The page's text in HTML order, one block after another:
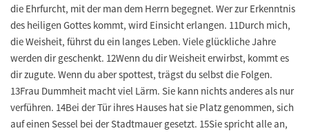
die Ehrfurcht, mit der man dem Herrn begegnet. Wer zur Erkenntnis
des heiligen Gottes kommt, wird Einsicht erlangen. 11Durch mich,
die Weisheit, führst du ein langes Leben. Viele glückliche Jahre
werden dir geschenkt. 12Wenn du dir Weisheit erwirbst, kommt es
dir zugute. Wenn du aber spottest, trägst du selbst die Folgen.
13Frau Dummheit macht viel Lärm. Sie kann nichts anderes als nur
verführen. 14Bei der Tür ihres Hauses hat sie Platz genommen, sich
auf einen Sessel bei der Stadtmauer gesetzt. 15Sie spricht alle an,